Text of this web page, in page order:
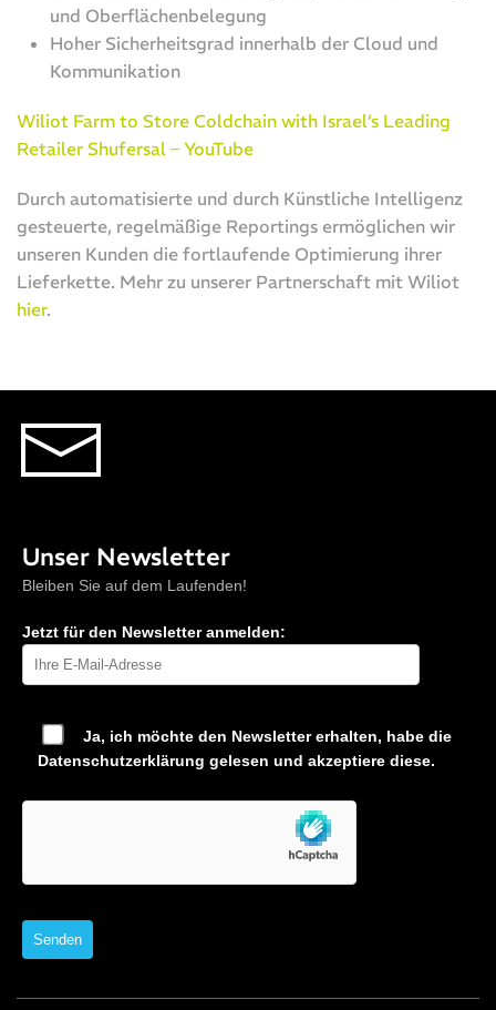
und Oberflächenbelegung
Hoher Sicherheitsgrad innerhalb der Cloud und
Kommunikation
Wiliot Farm to Store Coldchain with Israel’s Leading
Retailer Shufersal – YouTube
Durch automatisierte und durch Künstliche Intelligenz
gesteuerte, regelmäßige Reportings ermöglichen wir
unseren Kunden die fortlaufende Optimierung ihrer
Lieferkette. Mehr zu unserer Partnerschaft mit Wiliot
hier.
Unser Newsletter
Bleiben Sie auf dem Laufenden!
Jetzt für den Newsletter anmelden:
Ja, ich möchte den Newsletter erhalten, habe die
Datenschutzerklärung gelesen und akzeptiere diese.